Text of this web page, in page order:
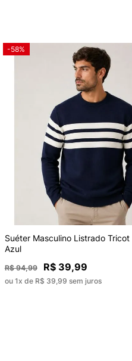
-58%
Suéter Masculino Listrado Tricot
Azul
R$ 94,99 R$ 39,99
ou 1x de R$ 39,99 sem juros